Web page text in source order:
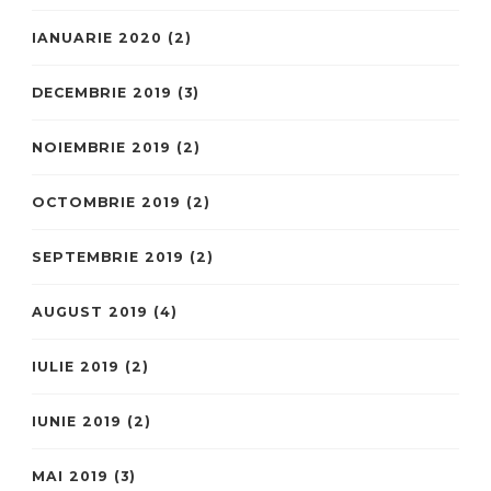
IANUARIE 2020 (2)
DECEMBRIE 2019 (3)
NOIEMBRIE 2019 (2)
OCTOMBRIE 2019 (2)
SEPTEMBRIE 2019 (2)
AUGUST 2019 (4)
IULIE 2019 (2)
IUNIE 2019 (2)
MAI 2019 (3)